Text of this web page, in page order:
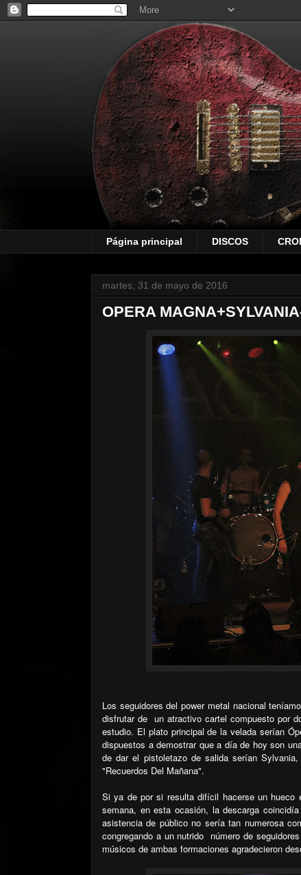
Página principal DISCOS
martes, 31 de mayo de 2016
OPERA
Los seguidores del power metal nacional
disfrutar de un atractivo cartel compuesto por
estudio. El plato principal de la velada serían
dispuestos a demostrar que a día de hoy son
de dar el pistoletazo de salida serían
"Recuerdos Del Mañana".
Si ya de por si resulta difícil hacerse un hueco
semana, en esta ocasión, la descarga coincidía
asistencia de público no sería tan numerosa
congregando a un nutrido número de
músicos de ambas formaciones agradecieron